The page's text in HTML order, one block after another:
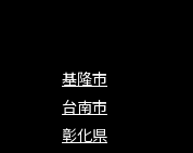
基隆市
台南市
彰化県